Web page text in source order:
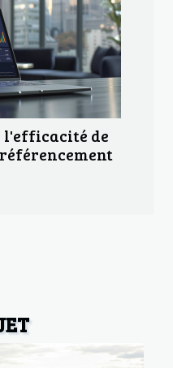
l'efficacité de